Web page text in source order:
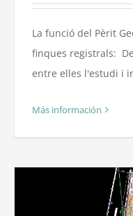
La funció del Pèrit
finques registrals:
entre elles l'estudi i
Más información